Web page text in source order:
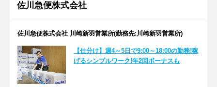
佐川急便株式会社
佐川急便株式会社 川崎新羽営業所(勤務先:川崎新羽営業所)
【仕分け】週4～5日で9:00～18:00の勤務!稼
げるシンプルワーク!年2回ボーナスも